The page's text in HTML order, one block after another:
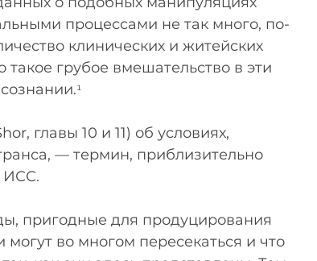
процессами не так много, по-
клинических и житейских
такое грубое вмешательство в эти
¹
главы 10 и 11) об условиях,
— термин, приблизительно
ИСС.
пригодные для продуцирования
во многом пересекаться и что